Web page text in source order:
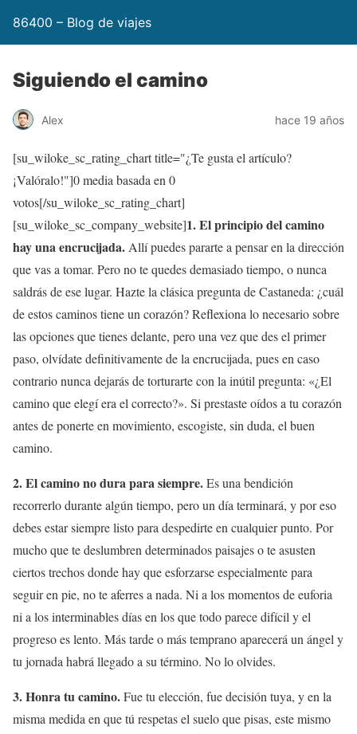
86400 – Blog de viajes
Siguiendo el camino
Alex hace 19 años
[su_wiloke_sc_rating_chart title="¿Te gusta el artículo?
¡Valóralo!"]0media basada en 0
votos[/su_wiloke_sc_rating_chart]
[su_wiloke_sc_company_website]1. El principio del camino
hay una encrucijada. Allí puedes pararte a pensar en la dirección
que vas a tomar. Pero no te quedes demasiado tiempo, o nunca
saldrás de ese lugar. Hazte la clásica pregunta de Castaneda: ¿cuál
de estos caminos tiene un corazón? Reflexiona lo necesario sobre
las opciones que tienes delante, pero una vez que des el primer
paso, olvídate definitivamente de la encrucijada, pues en caso
contrario nunca dejarás de torturarte con la inútil pregunta: «¿El
camino que elegí era el correcto?». Si prestaste oídos a tu corazón
antes de ponerte en movimiento, escogiste, sin duda, el buen
camino.
2. El camino no dura para siempre.Es una bendición
recorrerlo durante algún tiempo, pero un día terminará, y por eso
debes estar siempre listo para despedirte en cualquier punto. Por
mucho que te deslumbren determinados paisajes o te asusten
ciertos trechos donde hay que esforzarse especialmente para
seguir en pie, no te aferres a nada. Ni a los momentos de euforia
ni a los interminables días en los que todo parece difícil y el
progreso es lento. Más tarde o más temprano aparecerá un ángel y
tu jornada habrá llegado a su término. No lo olvides.
3. Honra tu camino.Fue tu elección, fue decisión tuya, y en la
misma medida en que tú respetas el suelo que pisas, este mismo